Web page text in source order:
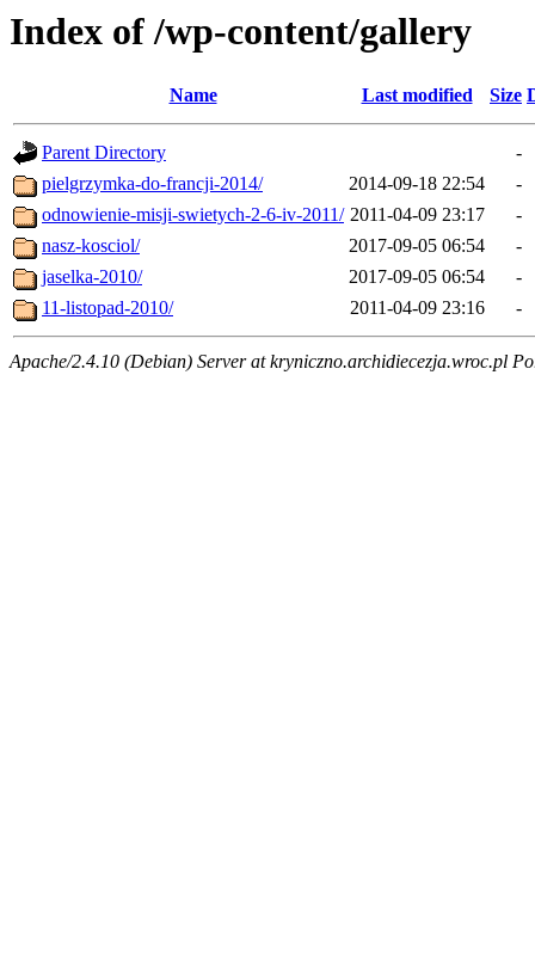
Index of /wp-content/gallery
Name Last modified Size
Parent Directory
-
pielgrzymka-do-francji-2014/
2014-09-18 22:54
-
odnowienie-misji-swietych-2-6-iv-2011/ 2011-04-09 23:17
-
nasz-kosciol/
2017-09-05 06:54
-
jaselka-2010/
2017-09-05 06:54
-
11-listopad-2010/
2011-04-09 23:16 -
Apache/2.4.10 (Debian) Server at kryniczno.archidiecezja.wroc.pl